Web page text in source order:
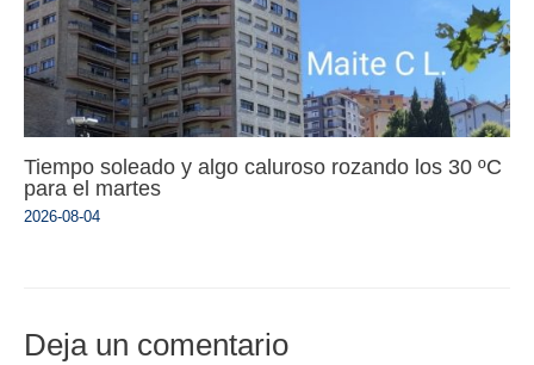
Tiempo soleado y algo caluroso rozando los 30 ºC
para el martes
2026-08-04
Deja un comentario